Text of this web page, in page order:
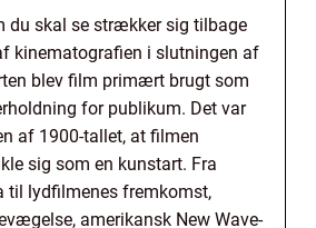
du skal se strækker sig tilbage
kinematografien i slutningen af
blev film primært brugt som
for publikum. Det var
af 1900-tallet, at filmen
sig som en kunstart. Fra
lydfilmenes fremkomst,
amerikansk New Wave-